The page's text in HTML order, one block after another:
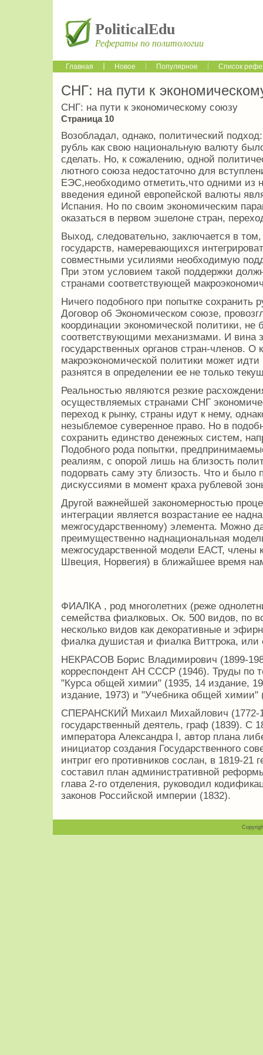
PoliticalEdu
Рефераты по политологии
Главная Новое Популярное Список
СНГ: на пути к
СНГ: на пути к экономическому союзу
Страница 10
Возобладал, однако, политический
рубль как свою национальную валюту
сделать. Но, к сожалению, одной
лютного союза недостаточно для
ЕЭС,необходимо отметить,что одними из
введения единой европейской валюты
Испания. Но по своим экономическим
оказаться в первом эшелоне стран,
Выход, следовательно, заключается в
государств, намеревающихся
совместными усилиями необходимую
При этом условием такой поддержки
странами соответствующей
Ничего подобного при попытке сохранить
Договор об Экономическом союзе,
координации экономической политики, не
соответствующими механизмами. И вина
государственных органов стран-членов. О
макроэкономической политики может
разнятся в определении ее не только
Реальностью являются резкие
осуществляемых странами СНГ
переход к рынку, страны идут к нему,
незыблемое суверенное право. Но в
сохранить единство денежных систем,
Подобного рода попытки,
реалиям, с опорой лишь на близость
подорвать саму эту близость. Что и было
дискуссиями в момент краха рублевой
Другой важнейшей закономерностью
интеграции является возрастание ее
межгосударственному) элемента. Можно
преимущественно наднациональная
межгосударственной модели ЕАСТ, члены
Швеция, Норвегия) в ближайшее время
ФИАЛКА , род многолетних (реже
семейства фиалковых. Ок. 500 видов, по
несколько видов как декоративные и
фиалка душистая и фиалка Виттрока, или
НЕКРАСОВ Борис Владимирович (1899-
корреспондент АН СССР (1946). Труды по
"Курса общей химии" (1935, 14 издание,
издание, 1973) и "Учебника общей химии"
СПЕРАНСКИЙ Михаил Михайлович (1772-
государственный деятель, граф (1839). С
императора Александра I, автор плана
инициатор создания Государственного
интриг его противников сослан, в 1819-21
составил план административной
глава 2-го отделения, руководил
законов Российской империи (1832).